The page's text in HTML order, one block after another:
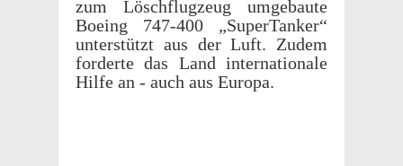
zum Löschflugzeug umge­baute
Boeing 747-400 „Super­Tanker“
unter­stützt aus der Luft. Zudem
forderte das Land inter­na­tionale
Hilfe an - auch aus Europa.